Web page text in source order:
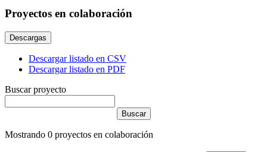
Proyectos en colaboración
Descargas
Descargar listado en CSV
Descargar listado en PDF
Buscar proyecto
Mostrando 0 proyectos en colaboración